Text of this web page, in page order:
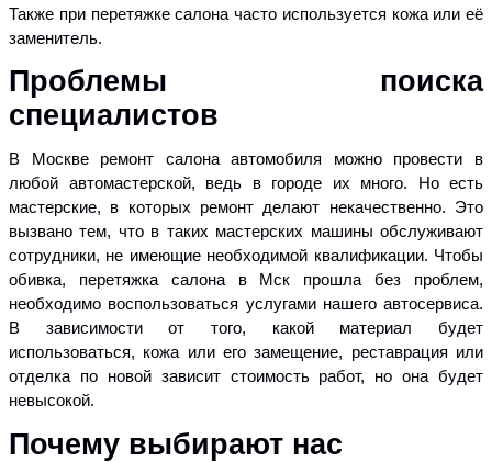
Также при перетяжке салона часто используется кожа или её
заменитель.
Проблемы поиска
специалистов
В Москве ремонт салона автомобиля можно провести в
любой автомастерской, ведь в городе их много. Но есть
мастерские, в которых ремонт делают некачественно. Это
вызвано тем, что в таких мастерских машины обслуживают
сотрудники, не имеющие необходимой квалификации. Чтобы
обивка, перетяжка салона в Мск прошла без проблем,
необходимо воспользоваться услугами нашего автосервиса.
В зависимости от того, какой материал будет
использоваться, кожа или его замещение, реставрация или
отделка по новой зависит стоимость работ, но она будет
невысокой.
Почему выбирают нас